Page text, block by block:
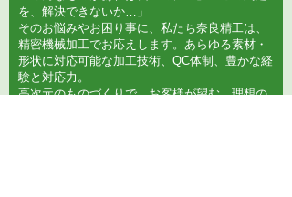
を、解決できないか…」
そのお悩みやお困り事に、私たち奈良精工は、
精密機械加工でお応えします。あらゆる素材・
形状に対応可能な加工技術、QC体制、豊かな経
験と対応力。
高次元のものづくりで、お客様が望む、理想の